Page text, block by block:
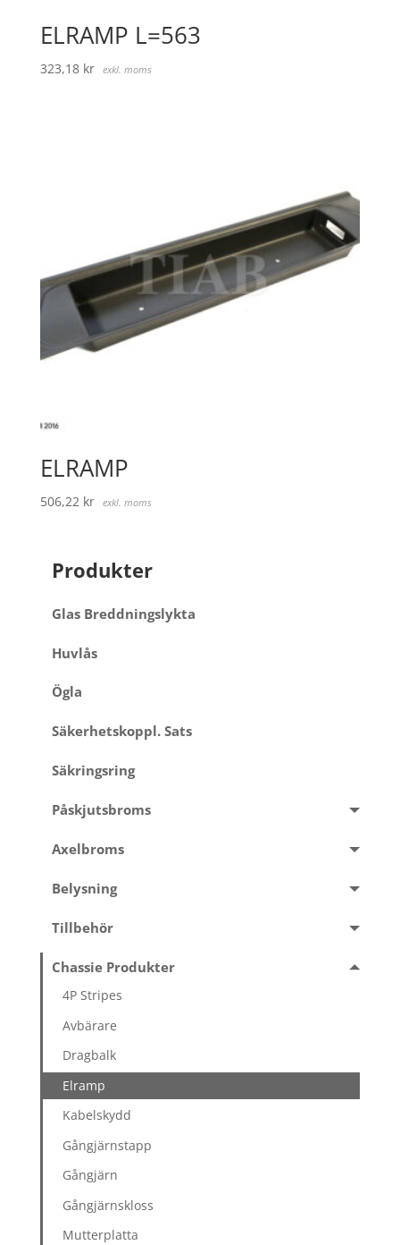
ELRAMP L=563
323,18 kr exkl. moms
ELRAMP
506,22 kr exkl. moms
Produkter
Glas Breddningslykta
Huvlås
Ögla
Säkerhetskoppl. Sats
Säkringsring
Påskjutsbroms
Axelbroms
Belysning
Tillbehör
Chassie Produkter
4P Stripes
Avbärare
Dragbalk
Elramp
Kabelskydd
Gångjärnstapp
Gångjärn
Gångjärnskloss
Mutterplatta